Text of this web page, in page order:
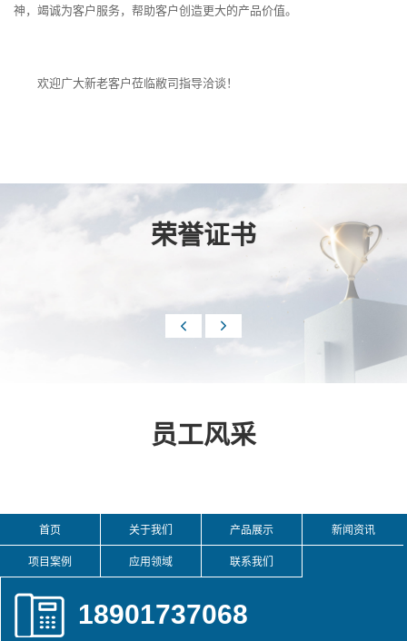
神，竭诚为客户服务，帮助客户创造更大的产品价值。
欢迎广大新老客户莅临敝司指导洽谈！
荣誉证书
 
员工风采
首页 关于我们 产品展示 新闻资讯
项目案例 应用领域 联系我们
18901737068